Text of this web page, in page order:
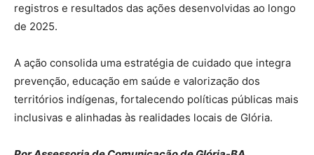
registros e resultados das ações desenvolvidas ao longo
de 2025.
A ação consolida uma estratégia de cuidado que integra
prevenção, educação em saúde e valorização dos
territórios indígenas, fortalecendo políticas públicas mais
inclusivas e alinhadas às realidades locais de Glória.